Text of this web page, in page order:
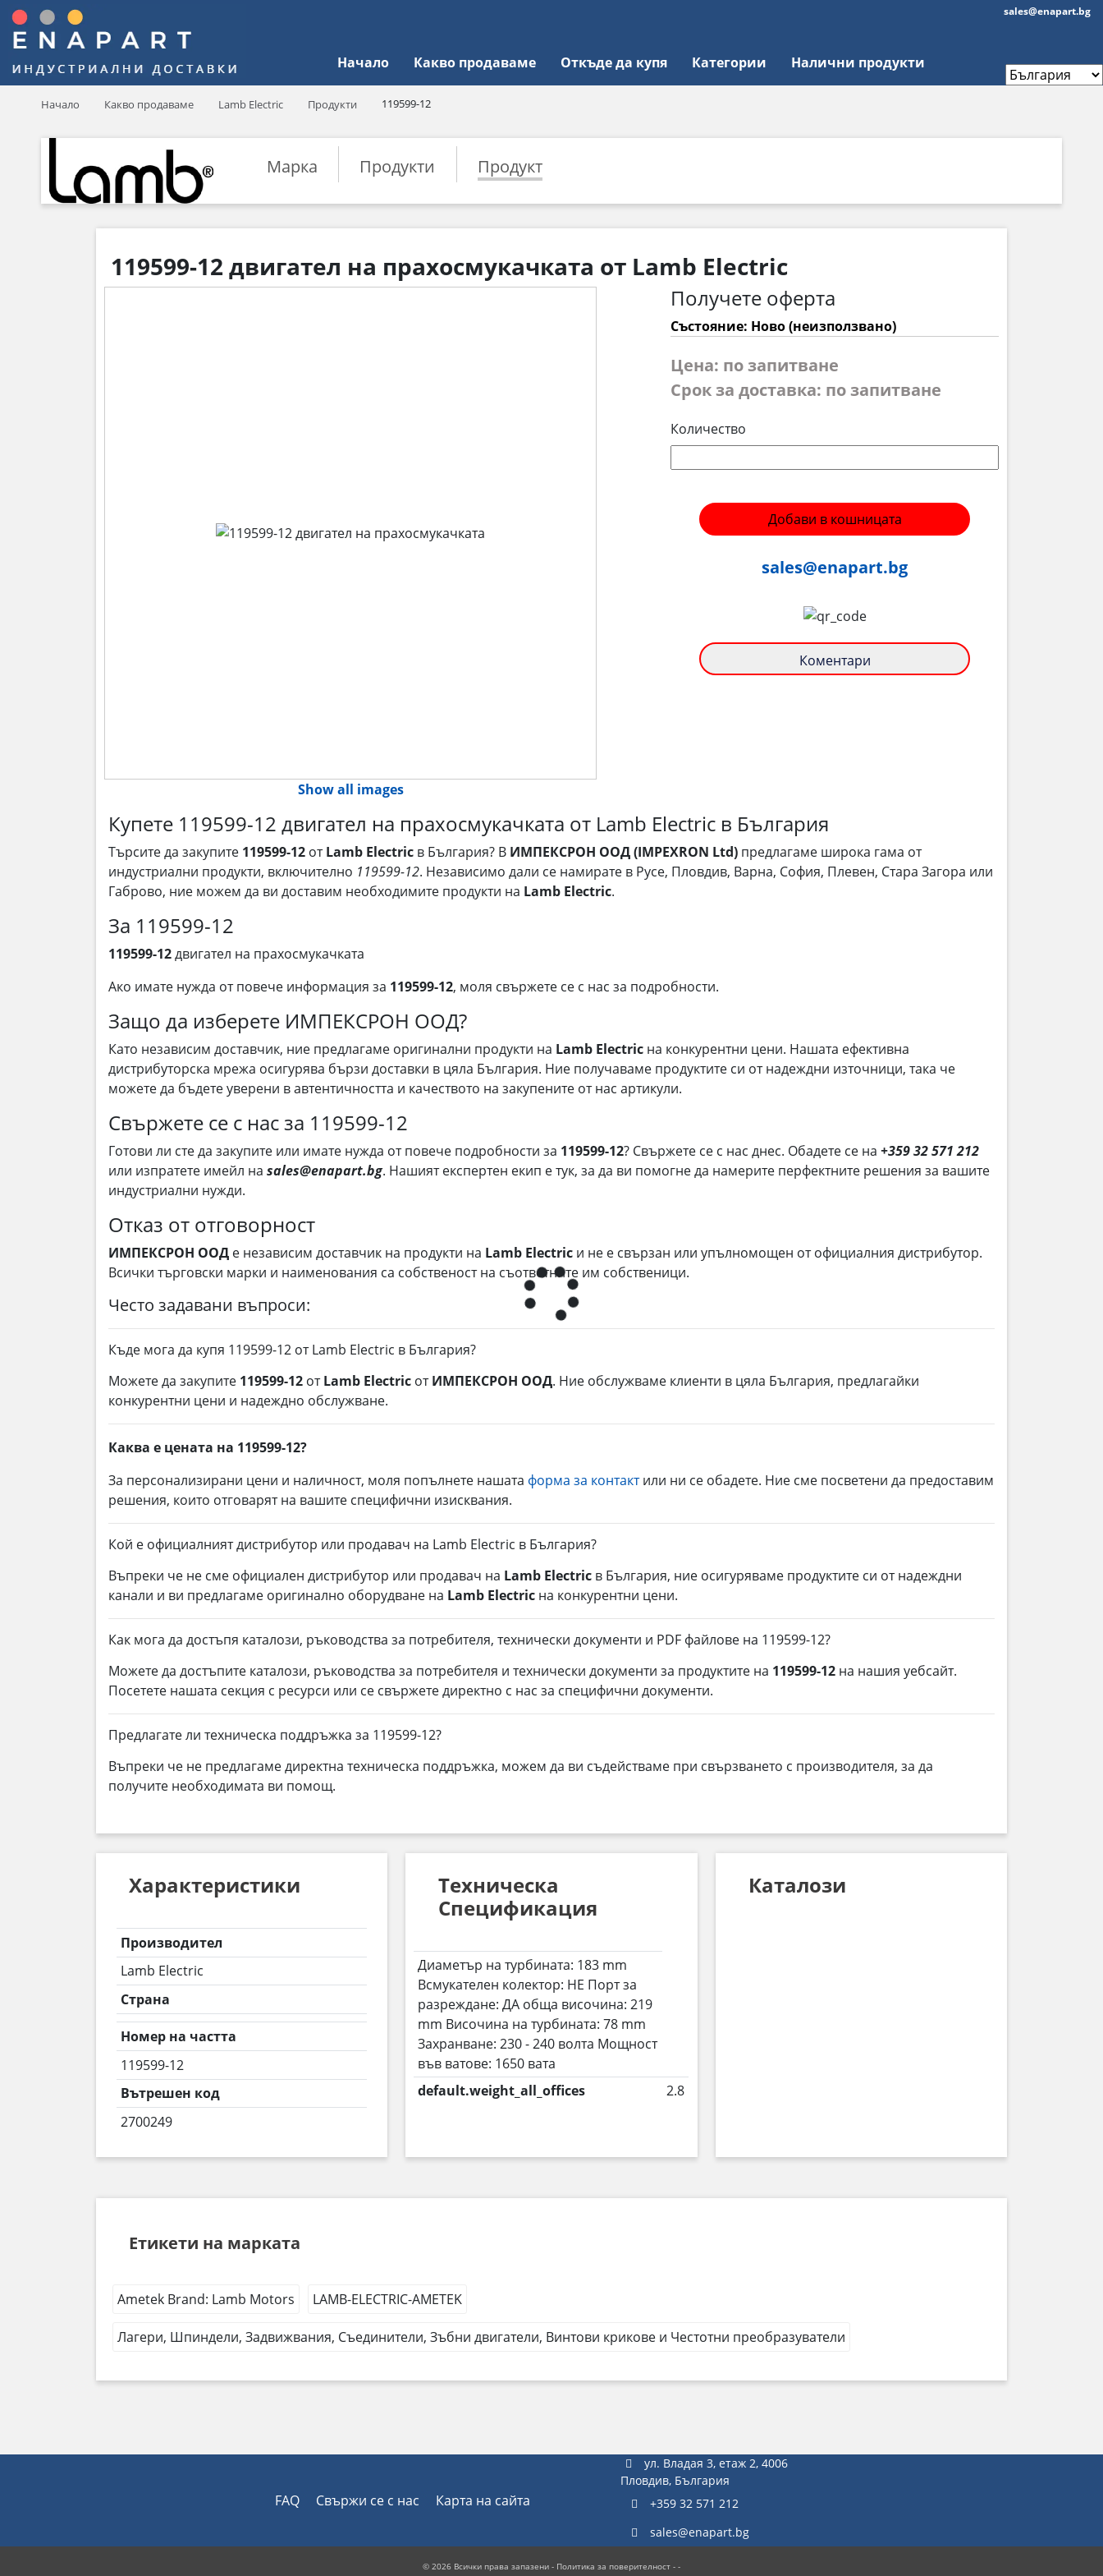
Начало Какво продаваме Откъде да купя Категории Налични продукти
sales@enapart.bg
Начало Какво продаваме Lamb Electric Продукти 119599-12
Марка Продукти Продукт
119599-12 двигател на прахосмукачката от Lamb Electric
Show all images
Получете оферта
Състояние: Ново (неизползвано)
Цена: по запитване
Срок за доставка: по запитване
Количество
Добави в кошницата
sales@enapart.bg
Коментари
Купете 119599-12 двигател на прахосмукачката от Lamb Electric в България
Търсите да закупите 119599-12 отLamb Electric в България? В ИМПЕКСРОН ООД (IMPEXRON Ltd) предлагаме широка гама от
индустриални продукти, включително 119599-12. Независимо дали се намирате в Русе, Пловдив, Варна, София, Плевен, Стара Загора или
Габрово, ние можем да ви доставим необходимите продукти на Lamb Electric.
За 119599-12
119599-12двигател на прахосмукачката
Ако имате нужда от повече информация за 119599-12, моля свържете се с нас за подробности.
Защо да изберете ИМПЕКСРОН ООД?
Като независим доставчик, ние предлагаме оригинални продукти на Lamb Electric на конкурентни цени. Нашата ефективна
дистрибуторска мрежа осигурява бързи доставки в цяла България. Ние получаваме продуктите си от надеждни източници, така че
можете да бъдете уверени в автентичността и качеството на закупените от нас артикули.
Свържете се с нас за 119599-12
Готови ли сте да закупите или имате нужда от повече подробности за 119599-12? Свържете се с нас днес. Обадете се на +359 32 571 212
или изпратете имейл на sales@enapart.bg. Нашият експертен екип е тук, за да ви помогне да намерите перфектните решения за вашите
индустриални нужди.
Отказ от отговорност
ИМПЕКСРОН ООД е независим доставчик на продукти на Lamb Electric и не е свързан или упълномощен от официалния дистрибутор.
Всички търговски марки и наименования са собственост на съответните им собственици.
Често задавани въпроси:
Къде мога да купя 119599-12 от Lamb Electric в България?
Можете да закупите 119599-12 отLamb Electric отИМПЕКСРОН ООД. Ние обслужваме клиенти в цяла България, предлагайки
конкурентни цени и надеждно обслужване.
Каква е цената на 119599-12?
За персонализирани цени и наличност, моля попълнете нашата форма за контактили ни се обадете. Ние сме посветени да предоставим
решения, които отговарят на вашите специфични изисквания.
Кой е официалният дистрибутор или продавач на Lamb Electric в България?
Въпреки че не сме официален дистрибутор или продавач на Lamb Electric в България, ние осигуряваме продуктите си от надеждни
канали и ви предлагаме оригинално оборудване на Lamb Electric на конкурентни цени.
Как мога да достъпя каталози, ръководства за потребителя, технически документи и PDF файлове на 119599-12?
Можете да достъпите каталози, ръководства за потребителя и технически документи за продуктите на 119599-12 на нашия уебсайт.
Посетете нашата секция с ресурси или се свържете директно с нас за специфични документи.
Предлагате ли техническа поддръжка за 119599-12?
Въпреки че не предлагаме директна техническа поддръжка, можем да ви съдействаме при свързването с производителя, за да
получите необходимата ви помощ.
Характеристики
Производител
Lamb Electric
Страна
Номер на частта
119599-12
Вътрешен код
2700249
Техническа
Спецификация
Диаметър на турбината: 183 mm
Всмукателен колектор: НЕ Порт за
разреждане: ДА обща височина: 219
mm Височина на турбината: 78 mm
Захранване: 230 - 240 волта Мощност
във ватове: 1650 вата
default.weight_all_offices
2.8
Каталози
Етикети на марката
Ametek Brand: Lamb Motors LAMB-ELECTRIC-AMETEK
Лагери, Шпиндели, Задвижвания, Съединители, Зъбни двигатели, Винтови крикове и Честотни преобразуватели
FAQ Свържи се с нас Карта на сайта
ул. Владая 3, етаж 2, 4006
Пловдив, България
+359 32 571 212
sales@enapart.bg
© 2026 Всички права запазени - Политика за поверителност - -